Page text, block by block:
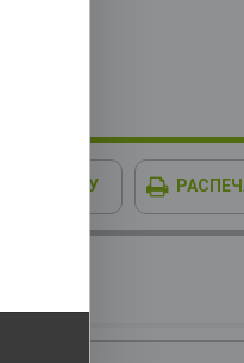
В КОРЗИНУ